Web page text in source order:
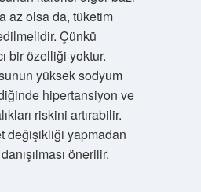
az olsa da, tüketim
Çünkü
bir özelliği yoktur.
yüksek sodyum
hipertansiyon ve
riskini artırabilir.
değişikliği yapmadan
önerilir.